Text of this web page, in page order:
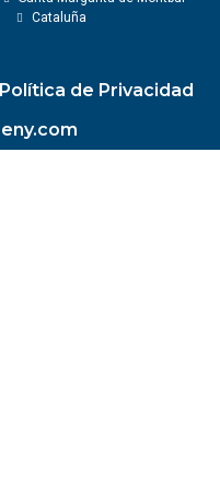
Cataluña
de Privacidad